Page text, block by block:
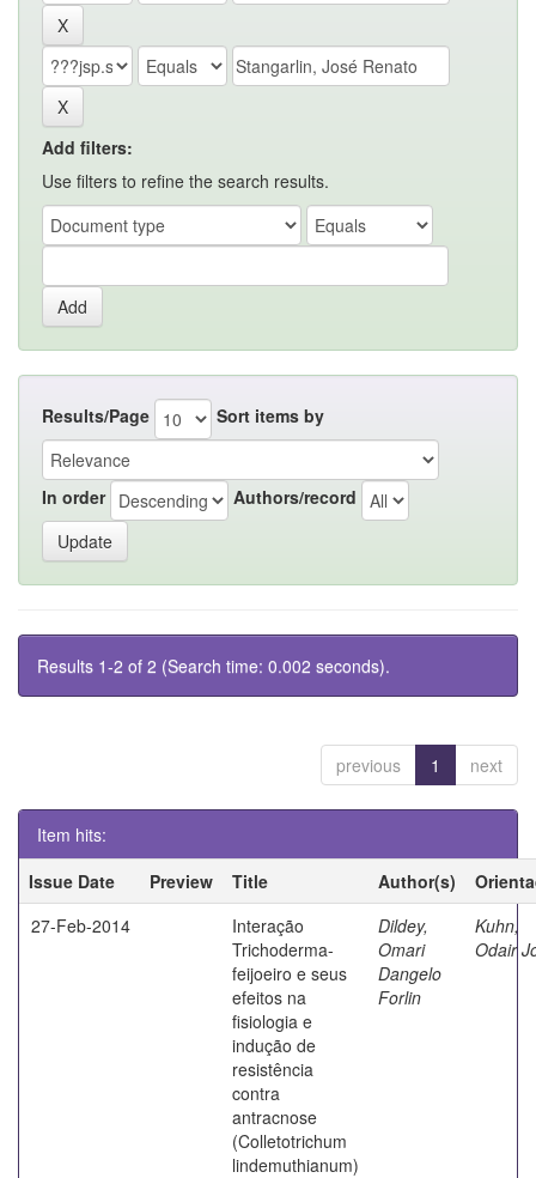
Add filters:
Use filters to refine the search results.
Results/Page Sort items by
In order Authors/record
Results 1-2 of 2 (Search time: 0.002 seconds).
previous 1 next
Item hits:
Issue Date
Preview Title Author(s)
27-Feb-2014
Interação
Trichoderma-
feijoeiro e seus
efeitos na
fisiologia e
indução de
resistência
contra
antracnose
(Colletotrichum
lindemuthianum)
Dildey,
Omari
Dangelo
Forlin
Kuhn,
Odair